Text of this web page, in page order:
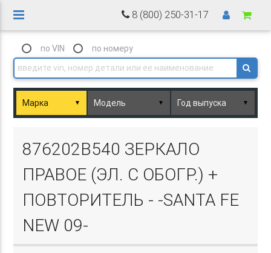
8 (800) 250-31-17
по VIN по номеру
▼ ▼ ▼
876202B540 ЗЕРКАЛО
ПРАВОЕ (ЭЛ. С ОБОГР.) +
ПОВТОРИТЕЛЬ - -SANTA FE
NEW 09-